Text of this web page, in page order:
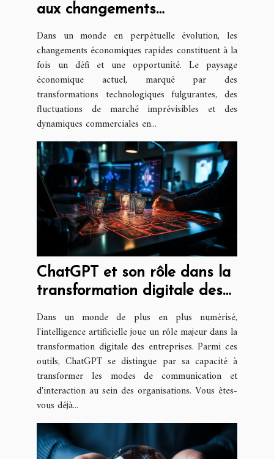
aux changements
économiques rapides
Dans un monde en perpétuelle évolution, les
changements économiques rapides constituent à la
fois un défi et une opportunité. Le paysage
économique actuel, marqué par des
transformations technologiques fulgurantes, des
fluctuations de marché imprévisibles et des
dynamiques commerciales en...
ChatGPT et son rôle dans la
transformation digitale des
entreprises
Dans un monde de plus en plus numérisé,
l'intelligence artificielle joue un rôle majeur dans la
transformation digitale des entreprises. Parmi ces
outils, ChatGPT se distingue par sa capacité à
transformer les modes de communication et
d'interaction au sein des organisations. Vous êtes-
vous déjà...